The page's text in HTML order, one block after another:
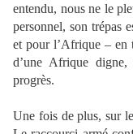
entendu, nous ne le
personnel, son trépas
et pour l’Afrique – en
d’une Afrique
progrès.
Une fois de plus, sur